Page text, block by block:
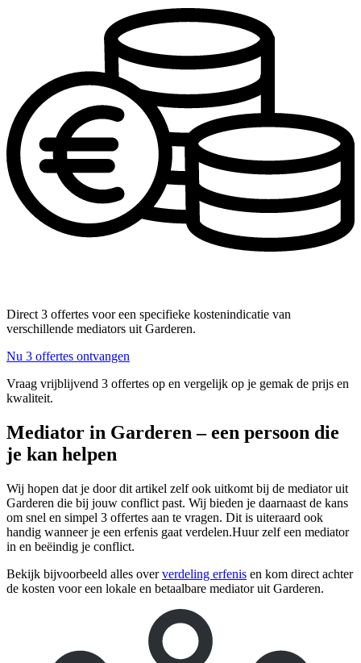
Direct 3 offertes voor een specifieke kostenindicatie van
verschillende mediators uit Garderen.
Nu 3 offertes ontvangen
Vraag vrijblijvend 3 offertes op en vergelijk op je gemak de prijs en
kwaliteit.
Mediator in Garderen – een persoon die
je kan helpen
Wij hopen dat je door dit artikel zelf ook uitkomt bij de mediator uit
Garderen die bij jouw conflict past. Wij bieden je daarnaast de kans
om snel en simpel 3 offertes aan te vragen. Dit is uiteraard ook
handig wanneer je een erfenis gaat verdelen.Huur zelf een mediator
in en beëindig je conflict.
Bekijk bijvoorbeeld alles oververdeling erfenis en kom direct achter
de kosten voor een lokale en betaalbare mediator uit Garderen.